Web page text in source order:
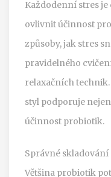
Každodenní stres
ovlivnit účinnost
způsoby, jak stres
pravidelného
relaxačních
styl podporuje
účinnost probiotik.
Správné
Většina probiotik